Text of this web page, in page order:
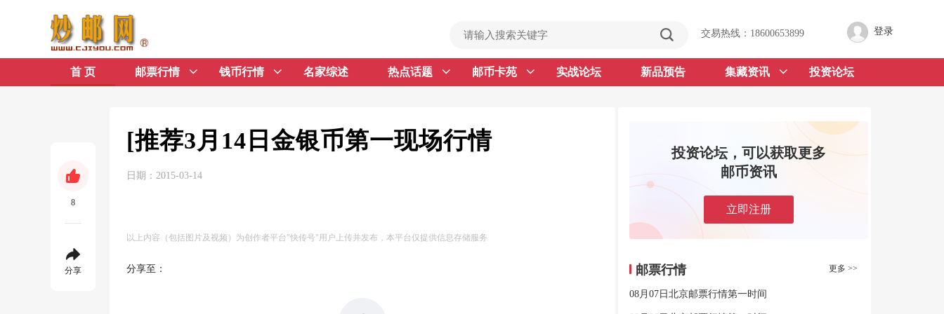
登录
交易热线：18600653899
首 页
钱币行情
实战论坛
首 页 邮票行情 钱币行情 名家综述 热点话题 邮币卡苑 实战论坛 新品预告 集藏资讯 投资论坛
8
分享
[推荐3月14日金银币第一现场行情
日期：2015-03-14
以上内容（包括图片及视频）为创作者平台"快传号"用户上传并发布，本平台仅提供信息存储服务
分享至：
投资论坛，可以获取更多
邮币资讯
立即注册
邮票行情 更多 >>
08月07日北京邮票行情第一时间